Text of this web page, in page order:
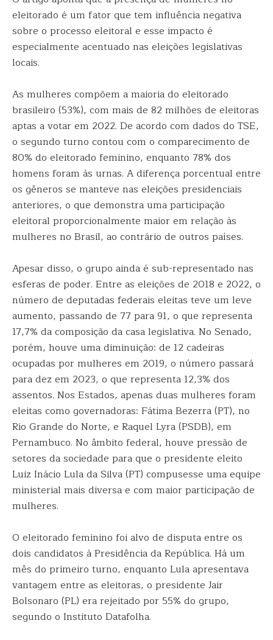
eleitorado é um fator que tem influência negativa
sobre o processo eleitoral e esse impacto é
especialmente acentuado nas eleições legislativas
locais.
As mulheres compõem a maioria do eleitorado
brasileiro (53%), com mais de 82 milhões de eleitoras
aptas a votar em 2022. De acordo com dados do TSE,
o segundo turno contou com o comparecimento de
80% do eleitorado feminino, enquanto 78% dos
homens foram às urnas. A diferença porcentual entre
os gêneros se manteve nas eleições presidenciais
anteriores, o que demonstra uma participação
eleitoral proporcionalmente maior em relação às
mulheres no Brasil, ao contrário de outros países.
Apesar disso, o grupo ainda é sub-representado nas
esferas de poder. Entre as eleições de 2018 e 2022, o
número de deputadas federais eleitas teve um leve
aumento, passando de 77 para 91, o que representa
17,7% da composição da casa legislativa. No Senado,
porém, houve uma diminuição: de 12 cadeiras
ocupadas por mulheres em 2019, o número passará
para dez em 2023, o que representa 12,3% dos
assentos. Nos Estados, apenas duas mulheres foram
eleitas como governadoras: Fátima Bezerra (PT), no
Rio Grande do Norte, e Raquel Lyra (PSDB), em
Pernambuco. No âmbito federal, houve pressão de
setores da sociedade para que o presidente eleito
Luiz Inácio Lula da Silva (PT) compusesse uma equipe
ministerial mais diversa e com maior participação de
mulheres.
O eleitorado feminino foi alvo de disputa entre os
dois candidatos à Presidência da República. Há um
mês do primeiro turno, enquanto Lula apresentava
vantagem entre as eleitoras, o presidente Jair
Bolsonaro (PL) era rejeitado por 55% do grupo,
segundo o Instituto Datafolha.